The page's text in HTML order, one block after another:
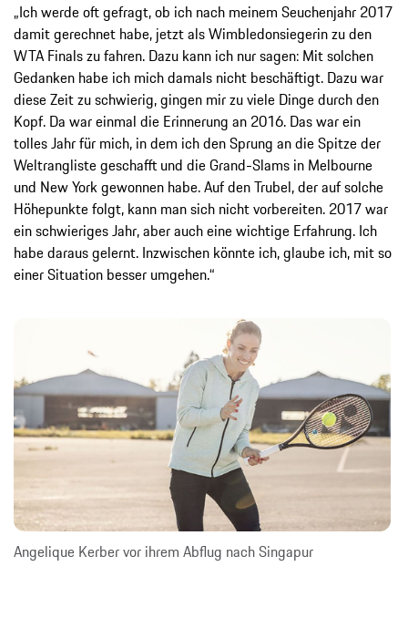
„Ich werde oft gefragt, ob ich nach meinem Seuchenjahr 2017
damit gerechnet habe, jetzt als Wimbledonsiegerin zu den
WTA Finals zu fahren. Dazu kann ich nur sagen: Mit solchen
Gedanken habe ich mich damals nicht beschäftigt. Dazu war
diese Zeit zu schwierig, gingen mir zu viele Dinge durch den
Kopf. Da war einmal die Erinnerung an 2016. Das war ein
tolles Jahr für mich, in dem ich den Sprung an die Spitze der
Weltrangliste geschafft und die Grand-Slams in Melbourne
und New York gewonnen habe. Auf den Trubel, der auf solche
Höhepunkte folgt, kann man sich nicht vorbereiten. 2017 war
ein schwieriges Jahr, aber auch eine wichtige Erfahrung. Ich
habe daraus gelernt. Inzwischen könnte ich, glaube ich, mit so
einer Situation besser umgehen.“
Angelique Kerber vor ihrem Abflug nach Singapur